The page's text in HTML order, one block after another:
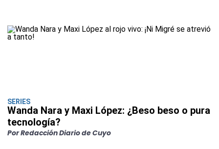
SERIES
Wanda Nara y Maxi López: ¿Beso beso o pura
tecnología?
Por Redacción Diario de Cuyo